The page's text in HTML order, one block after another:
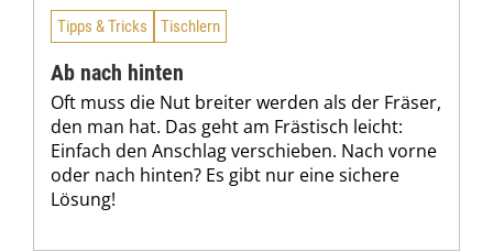
Tipps & Tricks Tischlern
Ab nach hinten
Oft muss die Nut breiter werden als der Fräser,
den man hat. Das geht am Frästisch leicht:
Einfach den Anschlag verschieben. Nach vorne
oder nach hinten? Es gibt nur eine sichere
Lösung!